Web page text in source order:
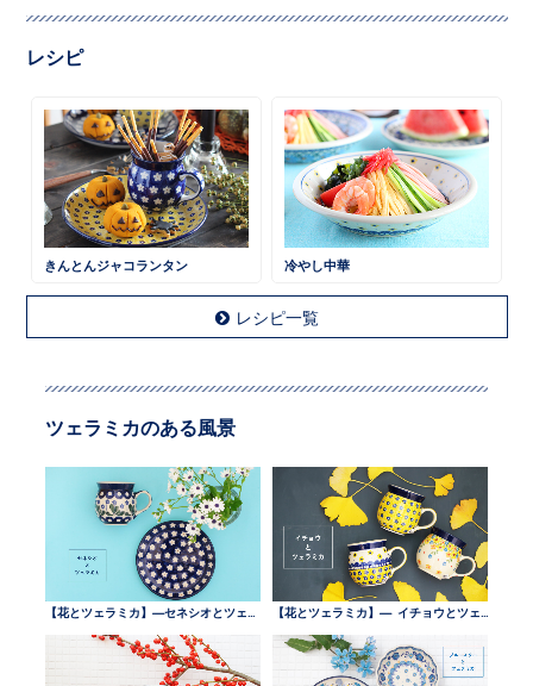
レシピ
きんとんジャコランタン 冷やし中華
レシピ一覧
ツェラミカのある風景